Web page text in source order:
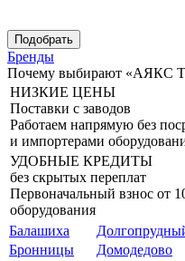
Бренды
Почему выбирают «АЯКС
НИЗКИЕ ЦЕНЫ
Поставки с заводов
Работаем напрямую без
и импортерами
УДОБНЫЕ КРЕДИТЫ
без скрытых переплат
Первоначальный взнос от
оборудования
Балашиха
Бронницы
Домодедово